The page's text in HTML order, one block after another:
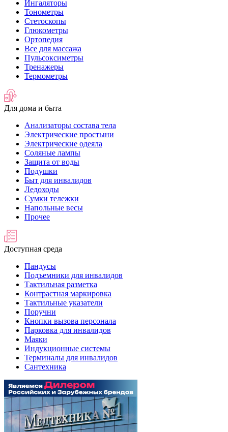
Ингаляторы
Тонометры
Стетоскопы
Глюкометры
Ортопедия
Все для массажа
Пульсоксиметры
Тренажеры
Термометры
Для дома и быта
Анализаторы состава тела
Электрические простыни
Электрические одеяла
Соляные лампы
Защита от воды
Подушки
Быт для инвалидов
Ледоходы
Сумки тележки
Напольные весы
Прочее
Доступная среда
Пандусы
Подъемники для инвалидов
Тактильная разметка
Контрастная маркировка
Тактильные указатели
Поручни
Кнопки вызова персонала
Парковка для инвалидов
Маяки
Индукционные системы
Терминалы для инвалидов
Сантехника